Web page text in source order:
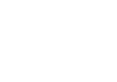
или телевизор имеются